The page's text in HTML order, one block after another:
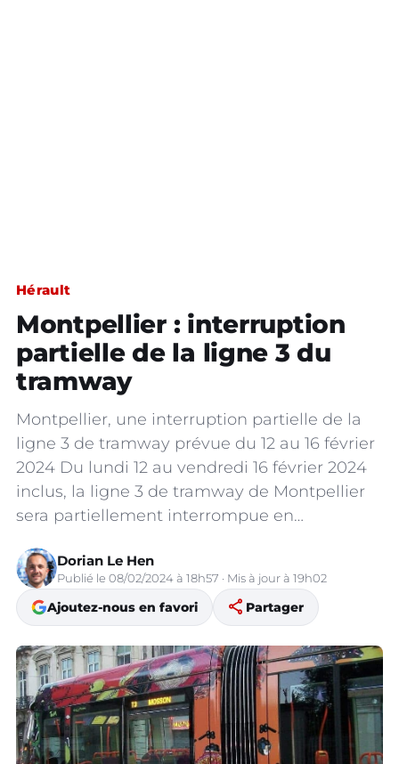
Hérault
Montpellier : interruption
partielle de la ligne 3 du
tramway
Montpellier, une interruption partielle de la
ligne 3 de tramway prévue du 12 au 16 février
2024 Du lundi 12 au vendredi 16 février 2024
inclus, la ligne 3 de tramway de Montpellier
sera partiellement interrompue en…
Dorian Le Hen
Publié le 08/02/2024 à 18h57 · Mis à jour à 19h02
Ajoutez-nous en favori share Partager